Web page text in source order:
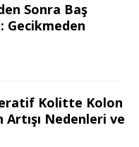
Sonra Baş
Gecikmeden
Kolitte Kolon
Artışı Nedenleri ve